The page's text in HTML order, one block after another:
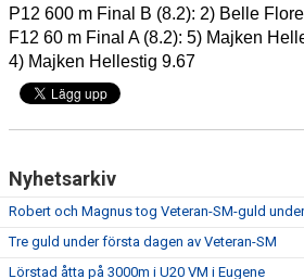
P12 600 m Final B (8.2): 2) Belle
F12 60 m Final A (8.2): 5) Majken
4) Majken Hellestig 9.67
Nyhetsarkiv
Robert och Magnus tog Veteran-SM-guld
Tre guld under första dagen av Veteran-SM
Lörstad åtta på 3000m i U20 VM i Eugene